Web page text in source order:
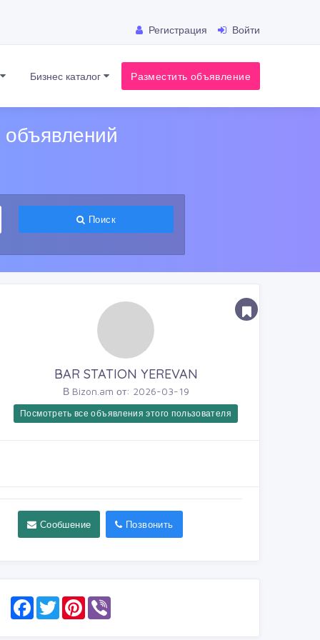
Регистрация Войти
Бизнес каталог Разместить объявление
Поиск
BAR STATION YEREVAN
В Bizon.am от: 2026-03-19
Посмотреть все объявления этого пользователя
Сообшение Позвонить
F
T
w
P